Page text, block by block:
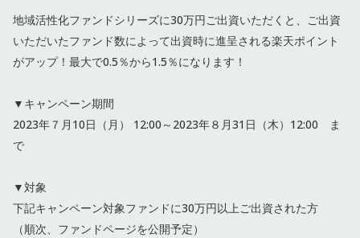
地域活性化ファンドシリーズに30万円ご出資いただくと、ご出資
いただいたファンド数によって出資時に進呈される楽天ポイント
がアップ！最大で0.5％から1.5％になります！
▼キャンペーン期間
2023年７月10日（月） 12:00～2023年８月31日（木）12:00 ま
で
▼対象
下記キャンペーン対象ファンドに30万円以上ご出資された方
（順次、ファンドページを公開予定）